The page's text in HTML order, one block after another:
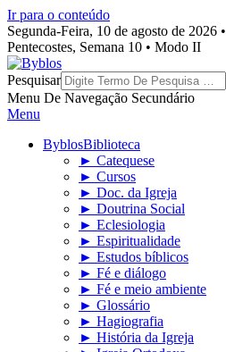
Ir para o conteúdo
Segunda-Feira, 10 de agosto de
Pentecostes, Semana 10 • Modo II
Byblos
Pesquisar
Menu De Navegação Secundário
Menu
ByblosBiblioteca
► Catequese
► Cursos
► Doc. da Igreja
► Doutrina Social
► Eclesiologia
► Espiritualidade
► Estudos bíblicos
► Fé e diálogo
► Fé e meio ambiente
► Glossário
► Hagiografia
► História da Igreja